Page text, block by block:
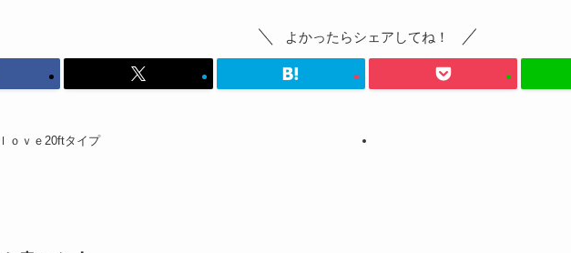
よかったらシェアしてね！
ｏｖｅ20ftタイプ